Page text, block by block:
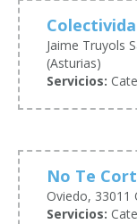
Jaime Truyols
(Asturias)
Servicios:
No Te
Oviedo, 33011
Servicios: